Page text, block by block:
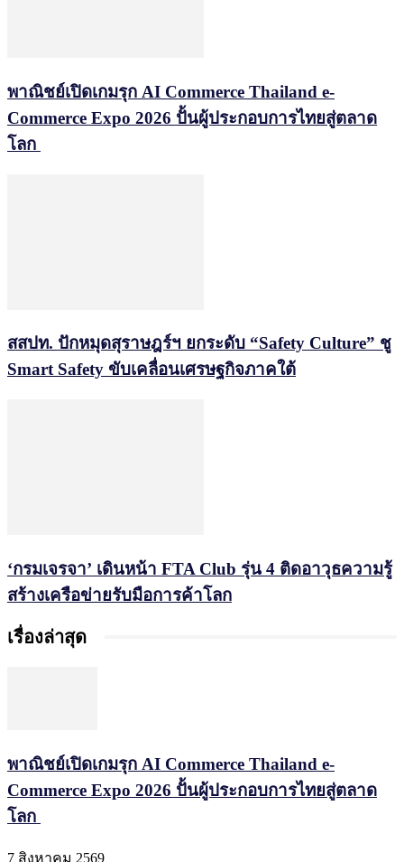
พาณิชย์เปิดเกมรุก AI Commerce Thailand e-
Commerce Expo 2026 ปั้นผู้ประกอบการไทยสู่ตลาด
โลก
สสปท. ปักหมุดสุราษฎร์ฯ ยกระดับ “Safety Culture” ชู
Smart Safety ขับเคลื่อนเศรษฐกิจภาคใต้
‘กรมเจรจา’ เดินหน้า FTA Club รุ่น 4 ติดอาวุธความรู้
สร้างเครือข่ายรับมือการค้าโลก
เรื่องล่าสุด
พาณิชย์เปิดเกมรุก AI Commerce Thailand e-
Commerce Expo 2026 ปั้นผู้ประกอบการไทยสู่ตลาด
โลก
7 สิงหาคม 2569